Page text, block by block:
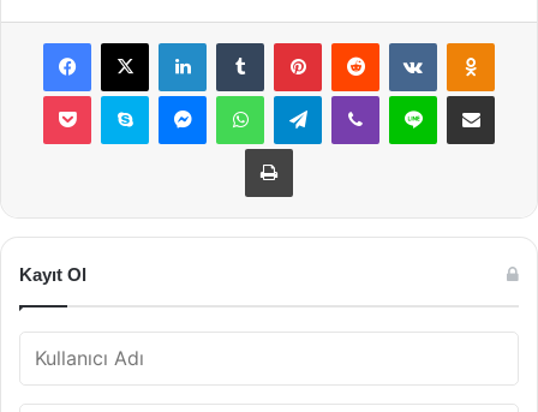
Facebook
X LinkedInTumblr PinterestReddit VKontakte
Pocket Skype MessengerWhatsAppTelegramViber Line E-Posta ile
Yazdır
Kayıt Ol